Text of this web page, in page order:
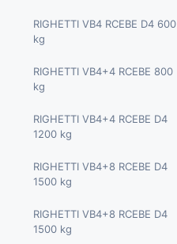
RIGHETTI VB4 RCEBE D4 600
kg
RIGHETTI VB4+4 RCEBE 800
kg
RIGHETTI VB4+4 RCEBE D4
1200 kg
RIGHETTI VB4+8 RCEBE D4
1500 kg
RIGHETTI VB4+8 RCEBE D4
1500 kg